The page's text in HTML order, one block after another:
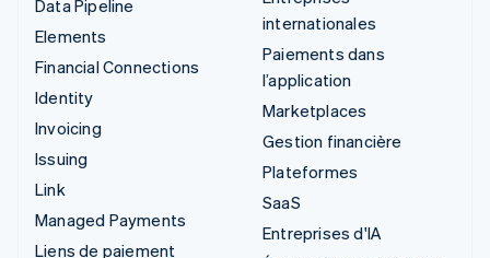
Data Pipeline
Elements
Financial Connections
Identity
Invoicing
Issuing
Link
Managed Payments
Liens de paiement
internationales
Paiements dans
l’application
Marketplaces
Gestion financière
Plateformes
SaaS
Entreprises d'IA